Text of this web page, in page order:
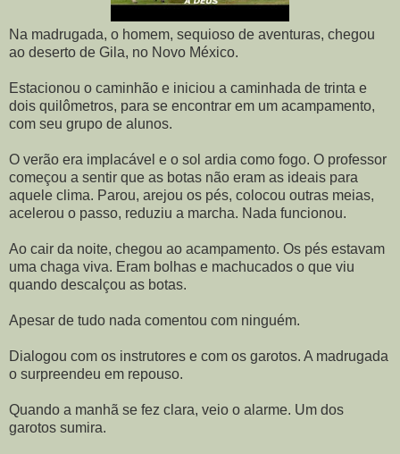
Na madrugada, o homem, sequioso de aventuras, chegou
ao deserto de Gila, no Novo México.
Estacionou o caminhão e iniciou a caminhada de trinta e
dois quilômetros, para se encontrar em um acampamento,
com seu grupo de alunos.
O verão era implacável e o sol ardia como fogo. O professor
começou a sentir que as botas não eram as ideais para
aquele clima. Parou, arejou os pés, colocou outras meias,
acelerou o passo, reduziu a marcha. Nada funcionou.
Ao cair da noite, chegou ao acampamento. Os pés estavam
uma chaga viva. Eram bolhas e machucados o que viu
quando descalçou as botas.
Apesar de tudo nada comentou com ninguém.
Dialogou com os instrutores e com os garotos. A madrugada
o surpreendeu em repouso.
Quando a manhã se fez clara, veio o alarme. Um dos
garotos sumira.